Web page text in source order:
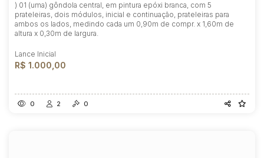
) 01 (uma) gôndola central, em pintura epóxi branca, com 5
prateleiras, dois módulos, inicial e continuação, prateleiras para
ambos os lados, medindo cada um 0,90m de compr. x 1,60m de
altura x 0,30m de largura.
Lance Inicial
R$ 1.000,00
0 2 0